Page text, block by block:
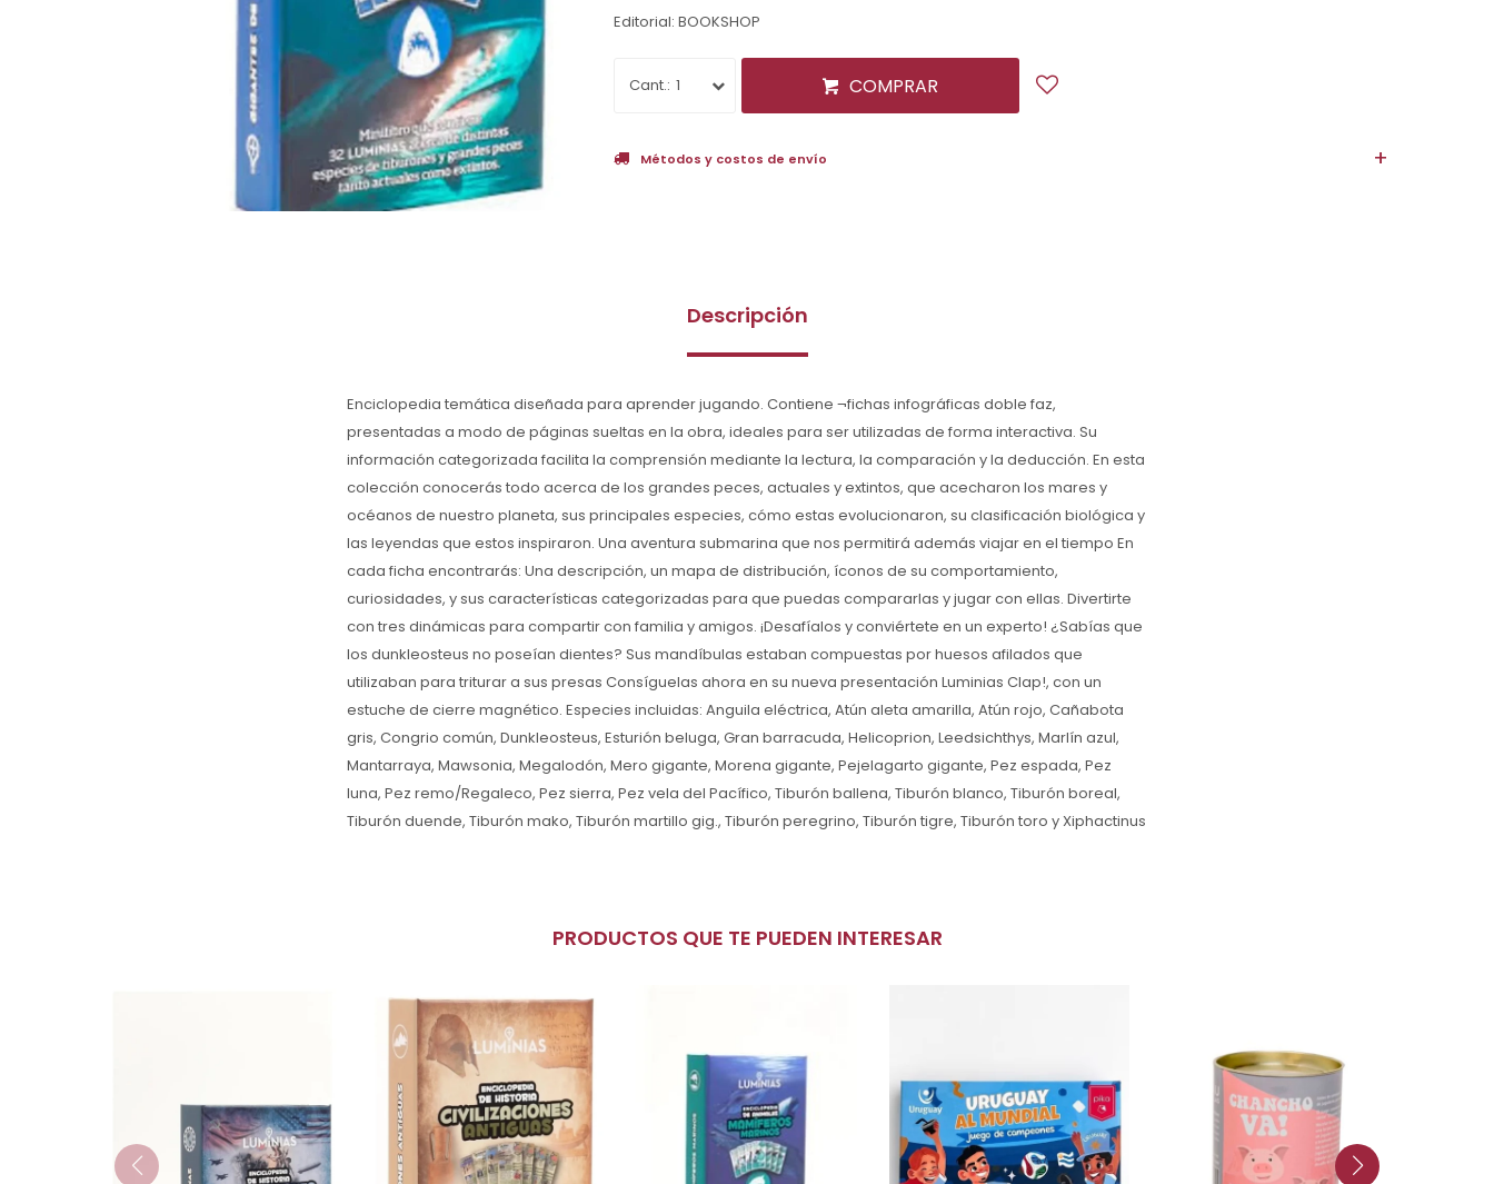
Editorial: BOOKSHOP
1 COMPRAR
Métodos y costos de envío
Descripción
Enciclopedia temática diseñada para aprender jugando. Contiene ¬fichas infográficas doble faz,
presentadas a modo de páginas sueltas en la obra, ideales para ser utilizadas de forma interactiva. Su
información categorizada facilita la comprensión mediante la lectura, la comparación y la deducción. En esta
colección conocerás todo acerca de los grandes peces, actuales y extintos, que acecharon los mares y
océanos de nuestro planeta, sus principales especies, cómo estas evolucionaron, su clasificación biológica y
las leyendas que estos inspiraron. Una aventura submarina que nos permitirá además viajar en el tiempo En
cada ficha encontrarás: Una descripción, un mapa de distribución, íconos de su comportamiento,
curiosidades, y sus características categorizadas para que puedas compararlas y jugar con ellas. Divertirte
con tres dinámicas para compartir con familia y amigos. ¡Desafíalos y conviértete en un experto! ¿Sabías que
los dunkleosteus no poseían dientes? Sus mandíbulas estaban compuestas por huesos afilados que
utilizaban para triturar a sus presas Consíguelas ahora en su nueva presentación Luminias Clap!, con un
estuche de cierre magnético. Especies incluidas: Anguila eléctrica, Atún aleta amarilla, Atún rojo, Cañabota
gris, Congrio común, Dunkleosteus, Esturión beluga, Gran barracuda, Helicoprion, Leedsichthys, Marlín azul,
Mantarraya, Mawsonia, Megalodón, Mero gigante, Morena gigante, Pejelagarto gigante, Pez espada, Pez
luna, Pez remo/Regaleco, Pez sierra, Pez vela del Pacífico, Tiburón ballena, Tiburón blanco, Tiburón boreal,
Tiburón duende, Tiburón mako, Tiburón martillo gig., Tiburón peregrino, Tiburón tigre, Tiburón toro y Xiphactinus
PRODUCTOS QUE TE PUEDEN INTERESAR